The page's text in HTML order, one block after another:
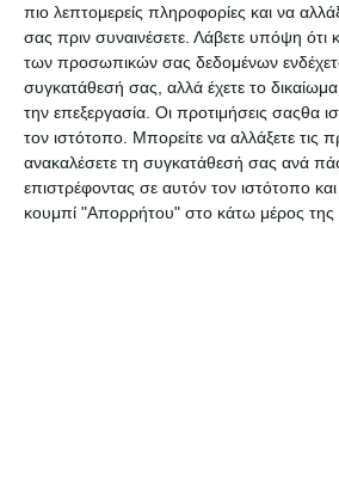
πιο λεπτομερείς πληροφορίες και να
σας πριν συναινέσετε. Λάβετε υπόψη ότι
των προσωπικών σας δεδομένων
συγκατάθεσή σας, αλλά έχετε το
την επεξεργασία. Οι προτιμήσεις σαςθα
τον ιστότοπο. Μπορείτε να αλλάξετε τις
ανακαλέσετε τη συγκατάθεσή σας ανά
επιστρέφοντας σε αυτόν τον ιστότοπο
κουμπί "Απορρήτου" στο κάτω μέρος της
Λίγα τεμάχια διαθέσιμα!
6,90€